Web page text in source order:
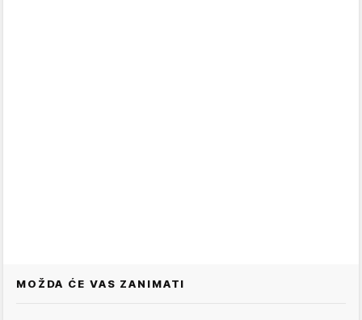
MOŽDA ĆE VAS ZANIMATI